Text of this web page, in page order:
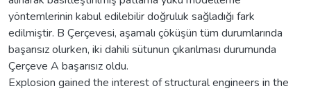
yöntemlerinin kabul edilebilir doğruluk sağladığı fark
edilmiştir. B Çerçevesi, aşamalı çöküşün tüm durumlarında
başarısız olurken, iki dahili sütunun çıkarılması durumunda
Çerçeve A başarısız oldu.
Explosion gained the interest of structural engineers in the